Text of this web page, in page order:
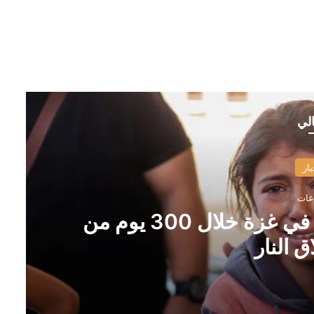
“اليونيسف”: مقتل 300 طفل في غزة خلال 300 يوم من
النار